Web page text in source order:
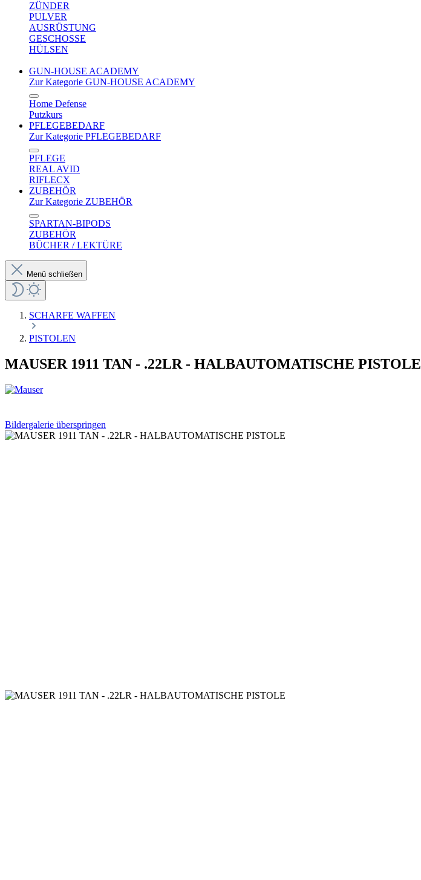
ZÜNDER
PULVER
AUSRÜSTUNG
GESCHOSSE
HÜLSEN
GUN-HOUSE ACADEMY
Zur Kategorie GUN-HOUSE ACADEMY
Home Defense
Putzkurs
PFLEGEBEDARF
Zur Kategorie PFLEGEBEDARF
PFLEGE
REAL AVID
RIFLECX
ZUBEHÖR
Zur Kategorie ZUBEHÖR
SPARTAN-BIPODS
ZUBEHÖR
BÜCHER / LEKTÜRE
Menü schließen
SCHARFE WAFFEN
PISTOLEN
MAUSER 1911 TAN - .22LR - HALBAUTOMATISCHE PISTOLE
Bildergalerie überspringen